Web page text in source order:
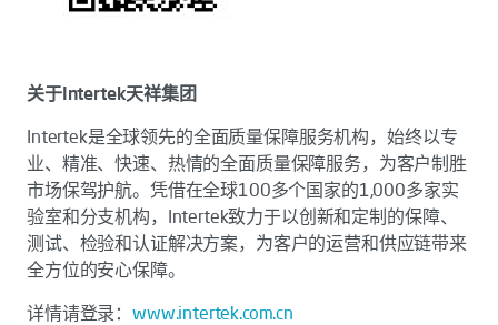
关于Intertek天祥集团
Intertek是全球领先的全面质量保障服务机构，始终以专
业、精准、快速、热情的全面质量保障服务，为客户制胜
市场保驾护航。凭借在全球100多个国家的1,000多家实
验室和分支机构，Intertek致力于以创新和定制的保障、
测试、检验和认证解决方案，为客户的运营和供应链带来
全方位的安心保障。
详情请登录：www.intertek.com.cn